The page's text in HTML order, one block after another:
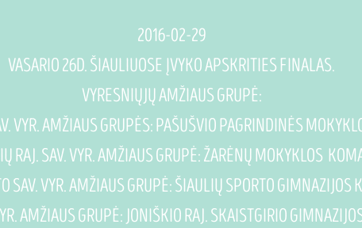
2016-02-29
VASARIO 26D. ŠIAULIUOSE ĮVYKO APSKRITIES FINALAS.
VYRESNIŲJŲ AMŽIAUS GRUPĖ:
VYR. AMŽIAUS GRUPĖS: PAŠUŠVIO PAGRINDINĖS
RAJ. SAV. VYR. AMŽIAUS GRUPĖ: ŽARĖNŲ MOKYKLOS
SAV. VYR. AMŽIAUS GRUPĖ: ŠIAULIŲ SPORTO GIMNAZIJOS
AMŽIAUS GRUPĖ: JONIŠKIO RAJ. SKAISTGIRIO